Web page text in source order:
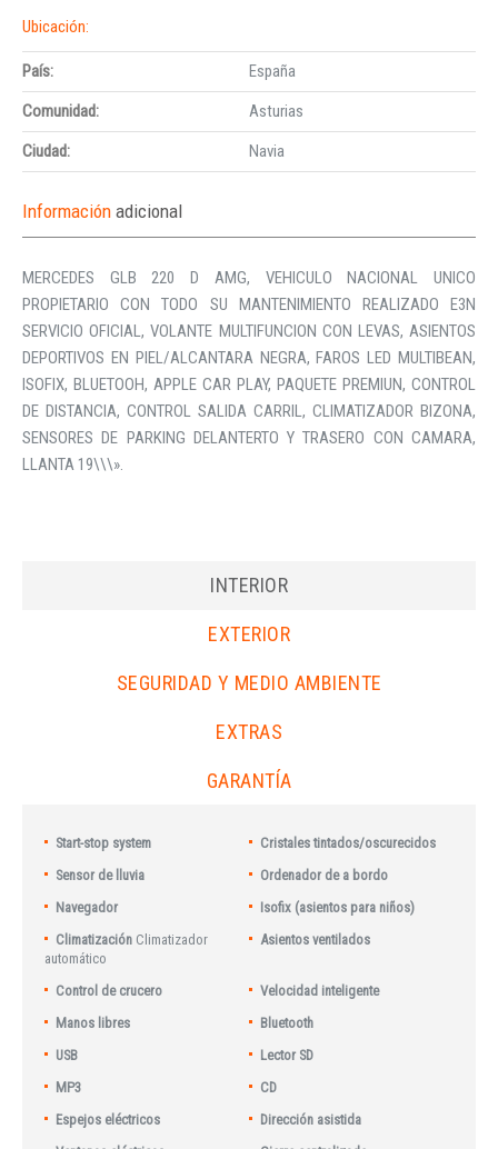
Ubicación:
País:
España
Comunidad:
Asturias
Ciudad:
Navia
Información adicional
MERCEDES GLB 220 D AMG, VEHICULO NACIONAL UNICO
PROPIETARIO CON TODO SU MANTENIMIENTO REALIZADO E3N
SERVICIO OFICIAL, VOLANTE MULTIFUNCION CON LEVAS, ASIENTOS
DEPORTIVOS EN PIEL/ALCANTARA NEGRA, FAROS LED MULTIBEAN,
ISOFIX, BLUETOOH, APPLE CAR PLAY, PAQUETE PREMIUN, CONTROL
DE DISTANCIA, CONTROL SALIDA CARRIL, CLIMATIZADOR BIZONA,
SENSORES DE PARKING DELANTERTO Y TRASERO CON CAMARA,
LLANTA 19\\\».
INTERIOR
EXTERIOR
SEGURIDAD Y MEDIO AMBIENTE
EXTRAS
GARANTÍA
Start-stop system
Cristales tintados/oscurecidos
Sensor de lluvia
Ordenador de a bordo
Navegador
Isofix (asientos para niños)
Climatización Climatizador
automático
Asientos ventilados
Control de crucero
Velocidad inteligente
Manos libres
Bluetooth
USB
Lector SD
MP3
CD
Espejos eléctricos
Dirección asistida